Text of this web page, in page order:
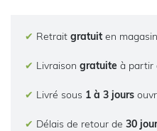
✔ Retrait gratuit en magasin
✔ Livraison gratuite à partir
✔ Livré sous 1 à 3 jours
✔ Délais de retour de 30